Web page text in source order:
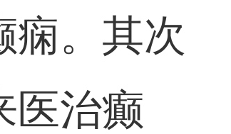
痫。其次
医治癫